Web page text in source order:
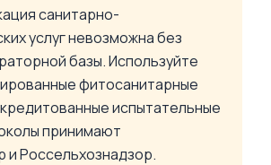
санитарно-
услуг невозможна без
базы. Используйте
фитосанитарные
испытательные
принимают
Россельхознадзор.